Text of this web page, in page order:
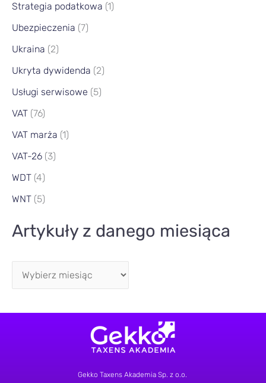
Strategia podatkowa (1)
Ubezpieczenia (7)
Ukraina (2)
Ukryta dywidenda (2)
Usługi serwisowe (5)
VAT (76)
VAT marża (1)
VAT-26 (3)
WDT (4)
WNT (5)
Artykuły z danego miesiąca
Gekko Taxens Akademia Sp. z o.o.